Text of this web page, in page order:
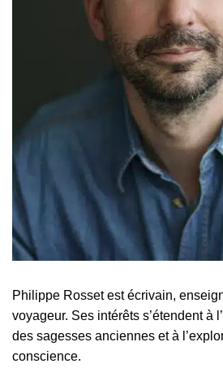
Philippe Rosset est écrivain,
voyageur. Ses intérêts s’étendent à
des sagesses anciennes et à
conscience.